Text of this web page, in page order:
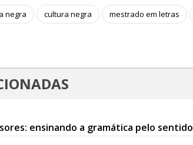
negra cultura negra mestrado em letras
ensinando a gramática pelo sentido